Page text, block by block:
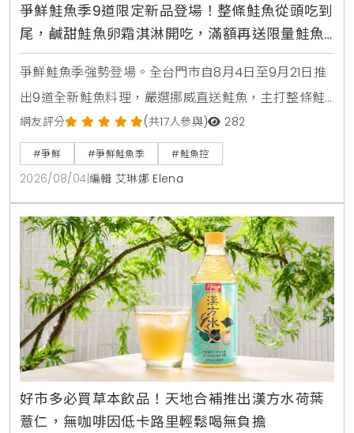
爭鮮鮭魚季9道限定新品登場！整條鮭魚從頭吃到
尾，鹹甜鮭魚卵霜淇淋開吃，滿額再送限量鮭魚
造型扇
爭鮮鮭魚季強勢登場。全台門市自8月4日至9月21日推
出9道全新鮭魚料理，嚴選挪威直送鮭魚，主打整條鮭
魚從頭吃到尾，包含照燒鮭魚頭，鮮嫩鮭魚肚生魚片，
紫蘇和風鮭魚冷麵，以及可可焦糖鮭魚與鮭魚卵黑糖霜
淇淋等創意鹹甜點。爭鮮APP會員消費滿額再贈送限量
獵奇鮭魚造型扇與專屬優惠彩蛋。
網友評分 (共17人參與) 282
#爭鮮 #爭鮮鮭魚季 #鮭魚控
2026/08/04 編輯 艾琳娜 Elena
好市多必買草本飲品！天地合補推出漢方水荷葉
薏仁，無咖啡因低卡路里輕鬆喝無負擔